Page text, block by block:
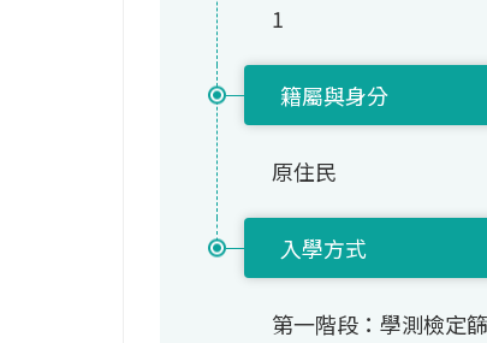
1
籍屬與身分
原住民
入學方式
第一階段：學測檢定